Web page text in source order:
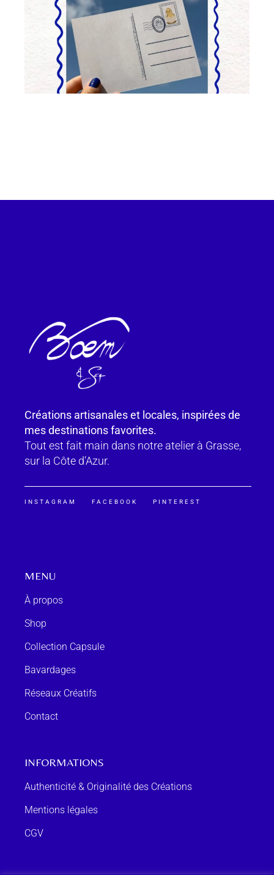
Créations artisanales et locales, inspirées de
mes destinations favorites.
Tout est fait main dans notre atelier à Grasse,
sur la Côte d’Azur.
INSTAGRAM FACEBOOK PINTEREST
MENU
À propos
Shop
Collection Capsule
Bavardages
Réseaux Créatifs
Contact
INFORMATIONS
Authenticité & Originalité des Créations
Mentions légales
CGV